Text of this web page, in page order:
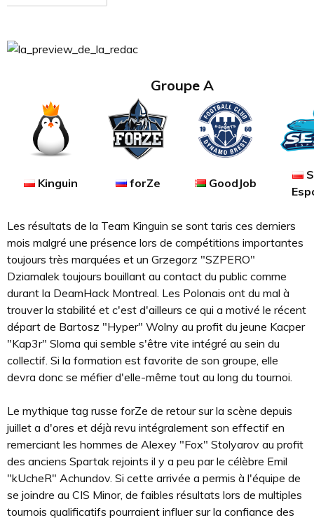
Groupe A
Kinguin forZe GoodJob
Les résultats de la Team Kinguin se sont taris ces derniers
mois malgré une présence lors de compétitions importantes
toujours très marquées et un Grzegorz "SZPERO"
Dziamalek toujours bouillant au contact du public comme
durant la DeamHack Montreal. Les Polonais ont du mal à
trouver la stabilité et c'est d'ailleurs ce qui a motivé le récent
départ de Bartosz "Hyper" Wolny au profit du jeune Kacper
"Kap3r" Sloma qui semble s'être vite intégré au sein du
collectif. Si la formation est favorite de son groupe, elle
devra donc se méfier d'elle-même tout au long du tournoi.
Le mythique tag russe forZe de retour sur la scène depuis
juillet a d'ores et déjà revu intégralement son effectif en
remerciant les hommes de Alexey "Fox" Stolyarov au profit
des anciens Spartak rejoints il y a peu par le célèbre Emil
"kUcheR" Achundov. Si cette arrivée a permis à l'équipe de
se joindre au CIS Minor, de faibles résultats lors de multiples
tournois qualificatifs pourraient influer sur la confiance des